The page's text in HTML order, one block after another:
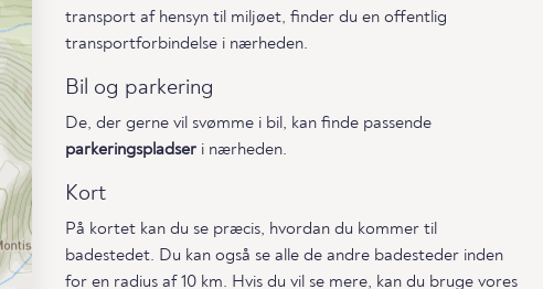
transport af hensyn til miljøet, finder du en offentlig
transportforbindelse i nærheden.
Bil og parkering
De, der gerne vil svømme i bil, kan finde passende
parkeringspladser i nærheden.
Kort
På kortet kan du se præcis, hvordan du kommer til
badestedet. Du kan også se alle de andre badesteder inden
for en radius af 10 km. Hvis du vil se mere, kan du bruge vores